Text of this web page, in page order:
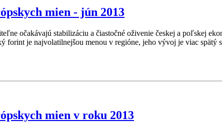
mien - jún 2013
očakávajú stabilizáciu a čiastočné oživenie českej a poľskej
forint je najvolatilnejšou menou v regióne, jeho vývoj je viac
mien v roku 2013